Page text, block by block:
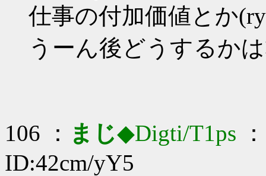
仕事の付加価値とか(ry
うーん後どうするか
106 ： まじ◆Digti/T1ps
ID:42cm/yY5